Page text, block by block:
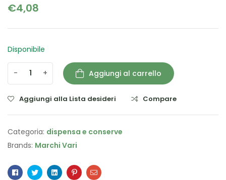
€4,08
Disponibile
- + Aggiungi al carrello
Aggiungi alla Lista desideri Compare
Categoria: dispensa e conserve
Brands: Marchi Vari
Facebook
TwitterLinkedinPinterestEmail